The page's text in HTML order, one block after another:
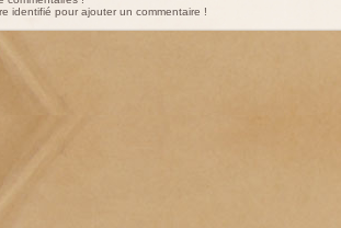
identifié pour ajouter un commentaire !